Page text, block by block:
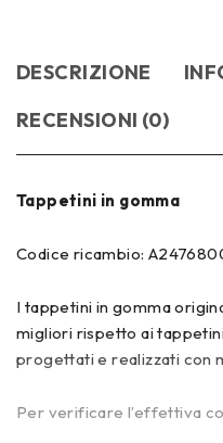
DESCRIZIONE
RECENSIONI (0)
Tappetini in gomma
Codice ricambio:
I tappetini in gomma
migliori rispetto ai
progettati e realizzati con
Per verificare l’effettiva